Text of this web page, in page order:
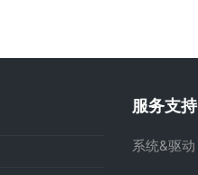
服务支持
系统&驱动